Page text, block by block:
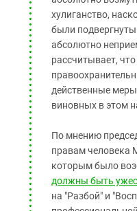
хулиганство,
были
абсолютно
рассчитывает,
действенные
виновных в этом
По мнению
правам человека
которым было
должны быть
на "Разбой" и